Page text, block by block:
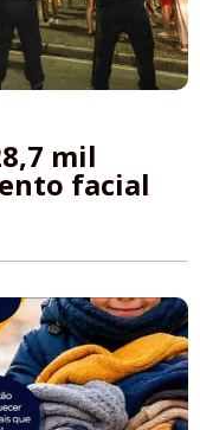
mil
facial